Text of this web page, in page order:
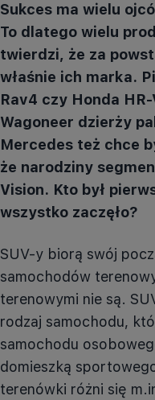
Sukces ma wielu
To dlatego wielu
twierdzi, że za
właśnie ich marka.
Rav4 czy Honda
Wagoneer dzierży
Mercedes też chce
że narodziny
Vision. Kto był
wszystko zaczęło?
SUV-y biorą swój
samochodów
terenowymi nie są.
rodzaj samochodu,
samochodu
domieszką
terenówki różni się